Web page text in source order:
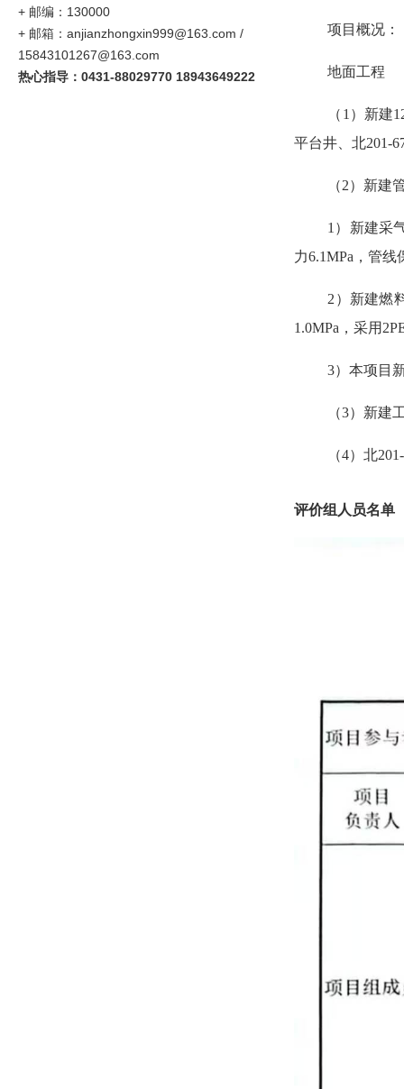
+ 邮编：130000
+ 邮箱：anjianzhongxin999@163.com /
15843101267@163.com
热心指导：0431-88029770 18943649222
项目概况：
地面工程
（ 1 ）新建
平台井 、北201-
（2）新建
1 ） 新建采
力6.1MPa，管线
2 ） 新建燃
1.0MPa， 采用
3）本项目
（3） 新建
（4）北
评价组人员名单